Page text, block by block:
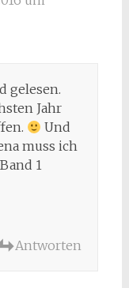
gelesen.
Jahr
Und
muss ich
1
Antworten